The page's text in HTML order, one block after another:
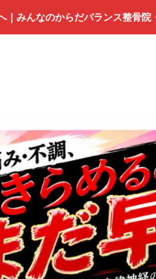
｜みんなのからだバランス整骨院